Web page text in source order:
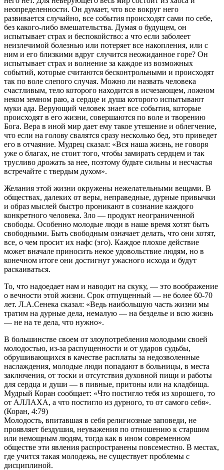
неопределенности. Он думает, что все вокруг него
развивается случайно, все события происходят сами по себе,
без какого-либо вмешательства. Думая о будущем, он
испытывает страх и беспокойство: а что если заболеет
неизлечимой болезнью или потеряет все накопления, или с
ним и его близкими вдруг случится неожиданное горе? Он
испытывает страх и волнение за каждое из возможных
событий, которые считаются бесконтрольными и происходят
так по воле слепого случая. Можно ли назвать человека
счастливым, тело которого находится в исчезающем, ложном
неком земном раю, а сердце и душа которого испытывают
муки ада. Верующий человек знает все события, которые
происходят в его жизни, совершаются по воле и творению
Бога. Вера в иной мир дает ему такое утешение и облегчение,
что если на голову свалятся сразу несколько бед, это приведет
его в отчаяние. Мудрец сказал: «Вся наша жизнь, не говоря
уже о благах, не стоит того, чтобы замирать сердцем и так
трусливо дрожать за нее, поэтому будьте сильны и несчастья
встречайте с твердым духом».
Желания этой жизни окружены нежелательными вещами. В
обществах, далеких от веры, неправедные, дурные привычки
и образ мыслей быстро проникают в сознание каждого
конкретного человека. Зло — продукт неограниченной
свободы. Особенно молодые люди в наше время хотят быть
свободными. Быть свободным означает делать, что они хотят,
все, о чем просит их нафс (эго). Каждое плохое действие
может вначале приносить некое удовольствие людям, но в
конечном итоге они достигнут ужасного исхода и будут
раскаиваться.
То, что надоедает нам и наводит на скуку, — это воображение
о вечности этой жизни. Срок отпущенный — не более 60-70
лет. Л.А.Сенека сказал: «Ведь наибольшую часть жизни мы
тратим на дурные дела, немалую — на безделье и всю жизнь
— не на те дела, что нужно».
В большинстве своем от злоупотребления молодыми своей
молодостью, из-за распущенности и от ударов судьбы,
обрушивающихся в качестве расплаты за недозволенные
наслаждения, молодые люди попадают в больницы, в места
заключения, от тоски и отсутствия духовной пищи и работы
для сердца и души — в пивные, притоны или на кладбища.
Мудрый Коран сообщает: «Что постигло тебя из хорошего, то
от АЛЛАХА, а что постигло из дурного, то от самого себя».
(Коран, 4:79)
Молодость, впитавшая в себя религиозные заповеди, не
проявляет бездушия, неуважения по отношению к старшим
или немощным людям, тогда как в ином современном
обществе эти явления распространены повсеместно. В местах,
где учится такая молодежь, не существует проблемы с
дисциплиной.